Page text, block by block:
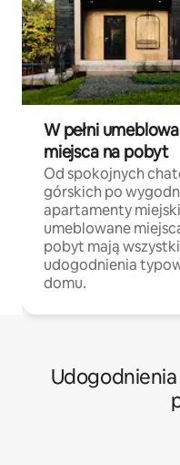
W pełni
miejsca na pobyt
Od spokojnych
górskich po
apartamenty
umeblowane
pobyt mają
udogodnienia
domu.
Udogodnienia